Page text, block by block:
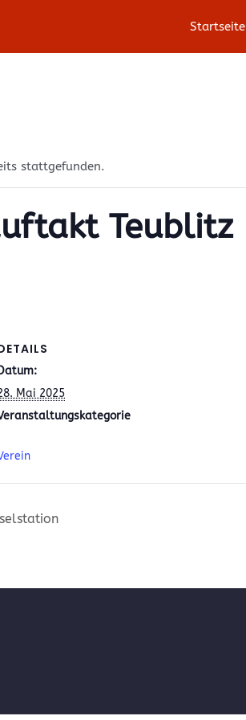
Startseite
stattgefunden.
Teublitz
Datum:
Mai 2025